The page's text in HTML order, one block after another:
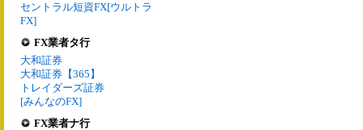
セントラル短資FX[ウルトラ
FX]
FX業者タ行
大和証券
大和証券【365】
トレイダーズ証券
[みんなのFX]
FX業者ナ行